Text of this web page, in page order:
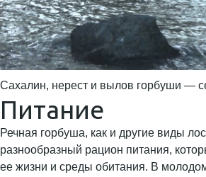
Сахалин, нерест и вылов горбуши —
Питание
Речная горбуша, как и другие виды
разнообразный рацион питания,
ее жизни и среды обитания. В молодом